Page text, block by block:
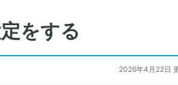
をする
2026年4月22日